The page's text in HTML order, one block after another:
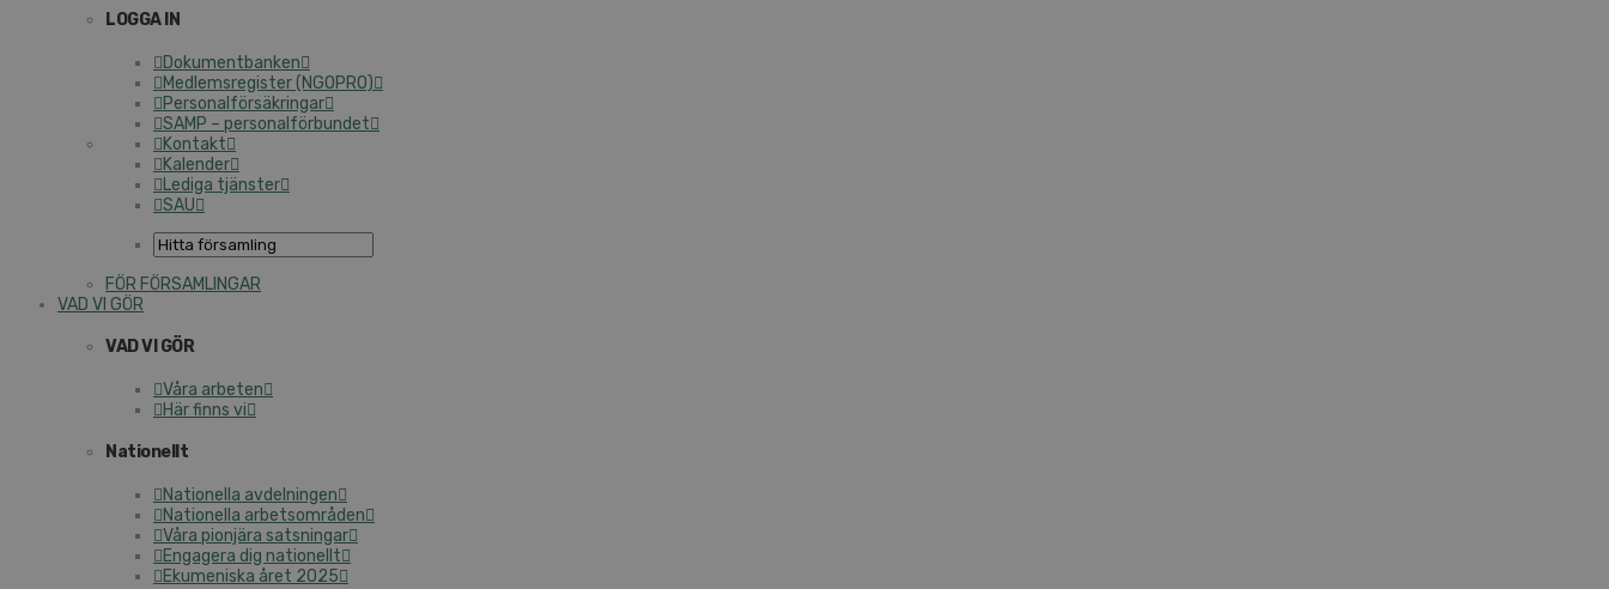
LOGGA IN
Dokumentbanken
Medlemsregister (NGOPRO)
Personalförsäkringar
SAMP – personalförbundet
Kontakt
Kalender
Lediga tjänster
SAU
FÖR FÖRSAMLINGAR
VAD VI GÖR
VAD VI GÖR
Våra arbeten
Här finns vi
Nationellt
Nationella avdelningen
Nationella arbetsområden
Våra pionjära satsningar
Engagera dig nationellt
Ekumeniska året 2025